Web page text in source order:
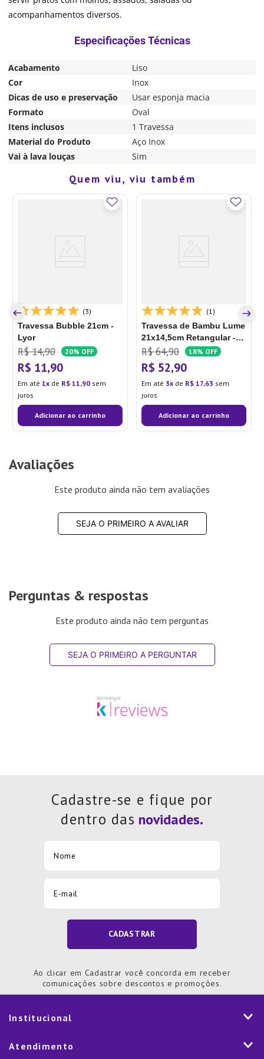
acompanhamentos diversos.
Acabamento
Liso
Cor
Inox
Dicas de uso e preservação
Usar esponja macia
Formato
Oval
Itens inclusos
1 Travessa
Material do Produto
Aço Inox
Vai à lava louças
Sim
Quem viu, viu também
(3)
Travessa Bubble 21cm -
Lyor
R$ 14,90 20% OFF
R$ 11,90
Em até 1 de R$ 11,90 sem
juros
Adicionar ao carrinho
(1)
Travessa de Bambu Lume
21x14,5cm Retangular -
Ou
R$ 64,90 18% OFF
R$ 52,90
Em até 3 de R$ 17,63 sem
juros
Adicionar ao carrinho
Avaliações
Este produto ainda não tem avaliações
SEJA O PRIMEIRO A AVALIAR
Perguntas & respostas
Este produto ainda não tem perguntas
SEJA O PRIMEIRO A PERGUNTAR
Cadastre-se e fique por
dentro das
CADASTRAR
Ao clicar em Cadastrar você concorda em receber
comunicações sobre descontos e promoções.
Institucional
História
Atendimento